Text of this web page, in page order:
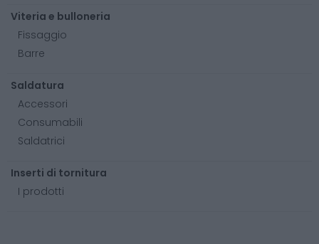
Viteria e bulloneria
Fissaggio
Barre
Saldatura
Accessori
Consumabili
Saldatrici
Inserti di tornitura
I prodotti